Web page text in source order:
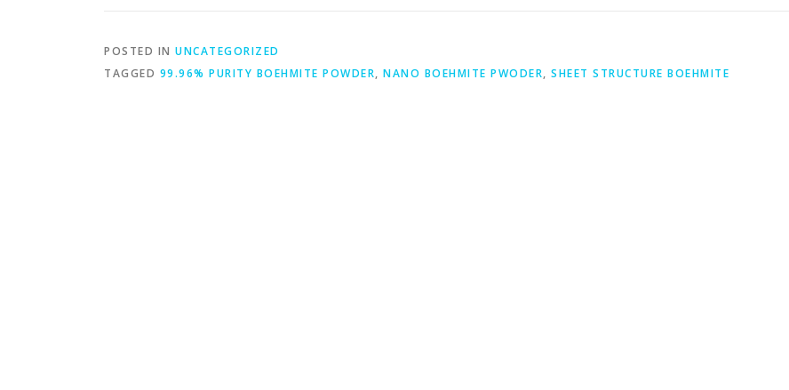
POSTED IN UNCATEGORIZED
TAGGED 99.96% PURITY BOEHMITE POWDER, NANO BOEHMITE PWODER, SHEET STRUCTURE BOEHMITE